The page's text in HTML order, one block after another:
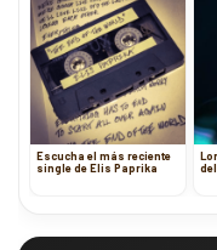
Escucha el más reciente
single de Elis Paprika